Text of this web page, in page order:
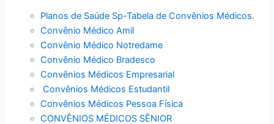
Planos de Saúde Sp-Tabela de Convênios Médicos.
Convênio Médico Amil
Convênio Médico Notredame
Convênio Médico Bradesco
Convênios Médicos Empresarial
Convênios Médicos Estudantil
Convênios Médicos Pessoa Física
CONVÊNIOS MÉDICOS SÊNIOR